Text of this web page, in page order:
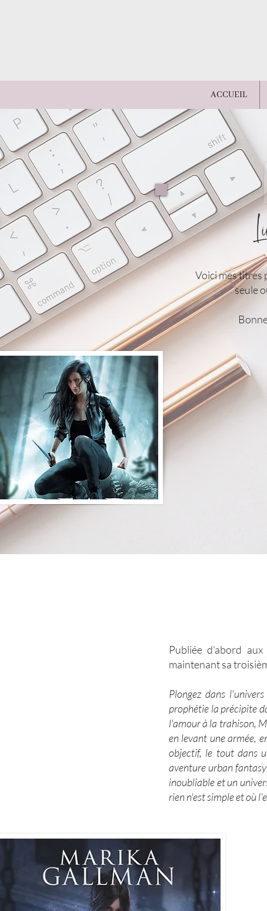
ACCUEIL
Voici mes titres
seule
Publiée d'abord
maintenant sa
Plongez dans
prophétie la précipite
l'amour à la trahison,
en levant une armée,
objectif, le tout dans
aventure urban
inoubliable et un
rien n'est simple et où